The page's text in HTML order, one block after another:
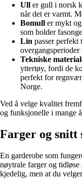
Ull er gull i norsk
når det er varmt.
Bomull er mykt
som holder
Lin passer perfekt
overgangsperioder
Tekniske
yttertøy, fordi de
perfekt for
Norge.
Ved å velge kvalitet
og funksjonelle i mange
Farger og snitt
En garderobe som
nøytrale farger og
kjedelig, men at du